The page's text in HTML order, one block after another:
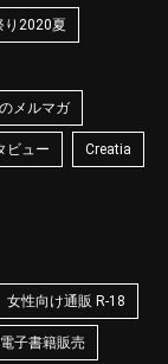
り2020夏
メルマガ
ビュー Creatia
女性向け通販 R-18
子書籍販売